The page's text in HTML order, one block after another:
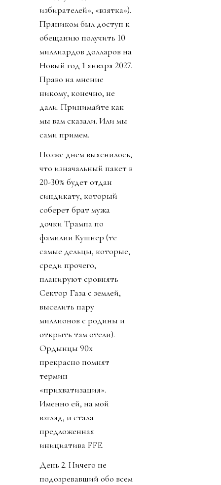
избирателей», «взятка»).
Пряником был доступ к
обещанию получить 10
миллиардов долларов на
Новый год 1 января 2027.
Право на мнение
никому, конечно, не
дали. Принимайте как
мы вам сказали. Или мы
сами примем.
Позже днем выяснилось,
что изначальный пакет в
20-30% будет отдан
синдикату, который
соберет брат мужа
дочки Трампа по
фамилии Кушнер (те
самые дельцы, которые,
среди прочего,
планируют сровнять
Сектор Газа с землей,
выселить пару
миллионов с родины и
открыть там отели).
Ордынцы 90х
прекрасно помнят
термин
«прихватизация».
Именно ей, на мой
взгляд, и стала
предложенная
инициатива FFE.
День 2. Ничего не
подозревавший обо всем